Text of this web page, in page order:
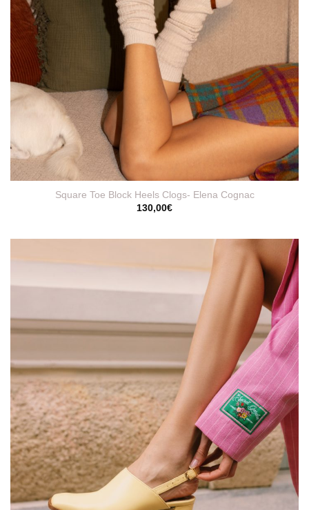
Square Toe Block Heels Clogs- Elena Cognac
130,00€